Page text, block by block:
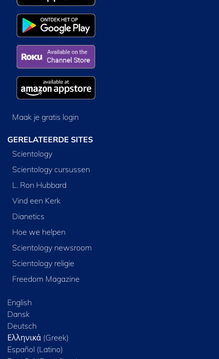
Maak je gratis login
GERELATEERDE SITES
Scientology
Scientology cursussen
L. Ron Hubbard
Vind een Kerk
Dianetics
Hoe we helpen
Scientology newsroom
Scientology religie
Freedom Magazine
English
Dansk
Deutsch
Ελληνικά (Greek)
Español (Latino)